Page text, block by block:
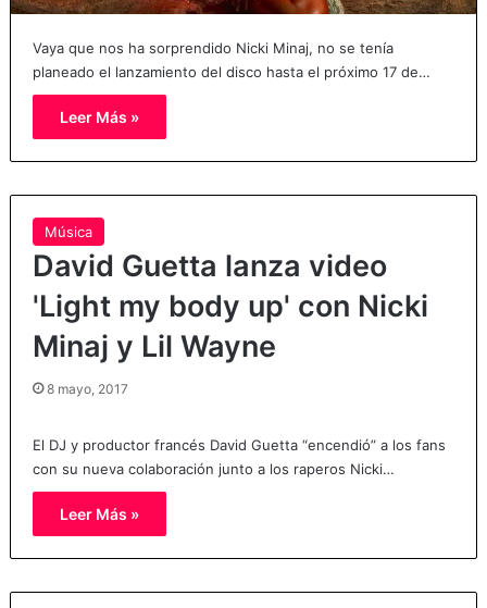
Vaya que nos ha sorprendido Nicki Minaj, no se tenía
planeado el lanzamiento del disco hasta el próximo 17 de…
Leer Más »
Música
David Guetta lanza video
'Light my body up' con Nicki
Minaj y Lil Wayne
8 mayo, 2017
El DJ y productor francés David Guetta “encendió” a los fans
con su nueva colaboración junto a los raperos Nicki…
Leer Más »